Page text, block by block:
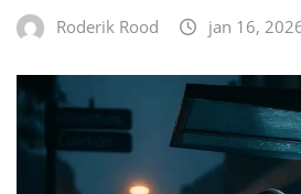
Roderik Rood jan 16,